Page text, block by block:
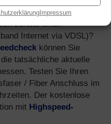
Impressum
bereits einen
Internet via VDSL)?
können Sie
tatsächliche aktuelle
Testen Sie Ihren
/ Fiber Anschluss im
Der kostenlose
mit Highspeed-